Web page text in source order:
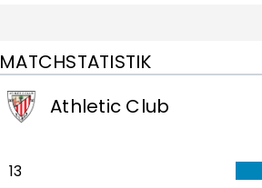
MATCHSTATISTIK
Athletic Club
13